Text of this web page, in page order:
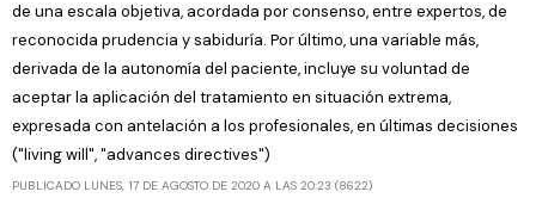
de una escala objetiva, acordada por consenso, entre expertos, de
reconocida prudencia y sabiduría. Por último, una variable más,
derivada de la autonomía del paciente, incluye su voluntad de
aceptar la aplicación del tratamiento en situación extrema,
expresada con antelación a los profesionales, en últimas decisiones
("living will", "advances directives")
PUBLICADO LUNES, 17 DE AGOSTO DE 2020 A LAS 20:23 (8622)